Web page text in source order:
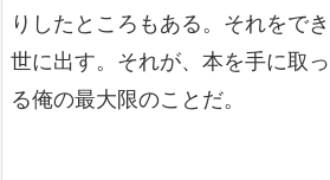
りしたところもある。それをで
世に出す。それが、本を手に取
る俺の最大限のことだ。